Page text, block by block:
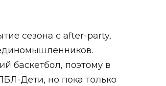
сезона с after-party,
баскетбол, поэтому в
Дети, но пока только